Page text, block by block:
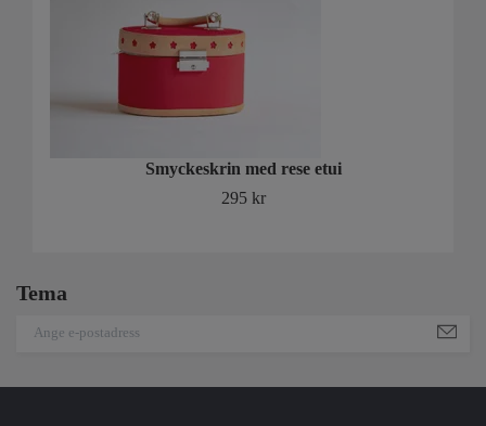
Tema
Smyckeskrin med rese etui
295 kr